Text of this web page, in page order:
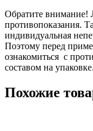
Обратите внимание!
противопоказания.
индивидуальная
Поэтому перед
ознакомиться с
составом на упаковке.
Похожие